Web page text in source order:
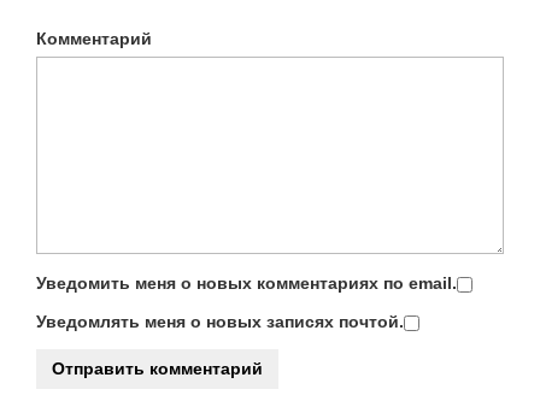
Комментарий
Уведомить меня о новых комментариях по email.
Уведомлять меня о новых записях почтой.